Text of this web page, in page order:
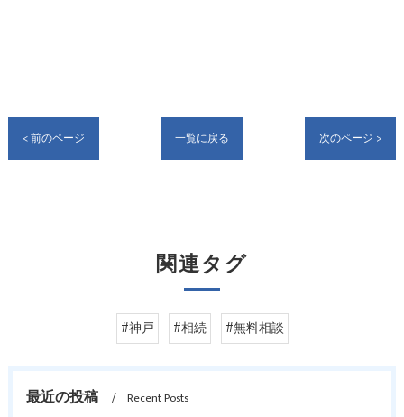
< 前のページ 一覧に戻る 次のページ >
関連タグ
#神戸 #相続 #無料相談
最近の投稿 Recent Posts